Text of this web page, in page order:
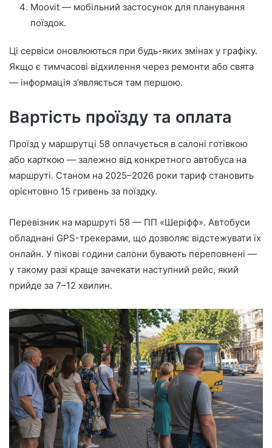
Moovit — мобільний застосунок для планування
поїздок.
Ці сервіси оновлюються при будь-яких змінах у графіку.
Якщо є тимчасові відхилення через ремонти або свята
— інформація з’являється там першою.
Вартість проїзду та оплата
Проїзд у маршрутці 58 оплачується в салоні готівкою
або карткою — залежно від конкретного автобуса на
маршруті. Станом на 2025–2026 роки тариф становить
орієнтовно 15 гривень за поїздку.
Перевізник на маршруті 58 — ПП «Шеріфф». Автобуси
обладнані GPS-трекерами, що дозволяє відстежувати їх
онлайн. У пікові години салони бувають переповнені —
у такому разі краще зачекати наступний рейс, який
прийде за 7–12 хвилин.